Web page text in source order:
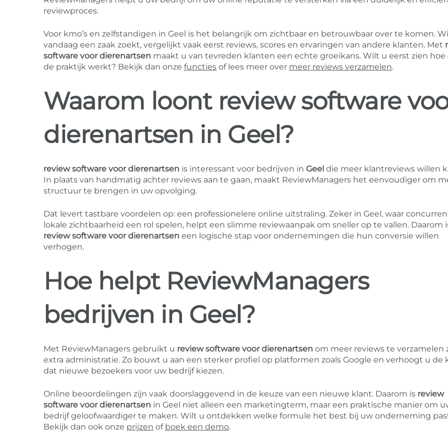
reviewproces.
Voor kmo’s en zelfstandigen in Geel is het belangrijk om zichtbaar en betrouwbaar over te komen.
vandaag een zaak zoekt, vergelijkt vaak eerst reviews, scores en ervaringen van andere klanten. Met
software voor dierenartsen maakt u van tevreden klanten een echte groeikans. Wilt u eerst zien hoe
de praktijk werkt? Bekijk dan onze functies of lees meer over meer reviews verzamelen.
Waarom loont review software
dierenartsen in Geel?
review software voor dierenartsen is interessant voor bedrijven in Geel die meer klantreviews willen
In plaats van handmatig achter reviews aan te gaan, maakt ReviewManagers het eenvoudiger om
structuur te brengen in uw opvolging.
Dat levert tastbare voordelen op: een professionelere online uitstraling. Zeker in Geel, waar
lokale zichtbaarheid een rol spelen, helpt een slimme reviewaanpak om sneller op te vallen. Daarom
review software voor dierenartsen een logische stap voor ondernemingen die hun conversie willen
verhogen.
Hoe helpt ReviewManagers
bedrijven in Geel?
Met ReviewManagers gebruikt u review software voor dierenartsen om meer reviews te verzamelen
extra administratie. Zo bouwt u aan een sterker profiel op platformen zoals Google en verhoogt u de
dat nieuwe bezoekers voor uw bedrijf kiezen.
Online beoordelingen zijn vaak doorslaggevend in de keuze van een nieuwe klant. Daarom is review
software voor dierenartsen in Geel niet alleen een marketingterm, maar een praktische manier om
bedrijf geloofwaardiger te maken. Wilt u ontdekken welke formule het best bij uw onderneming
Bekijk dan ook onze prijzen of boek een demo.